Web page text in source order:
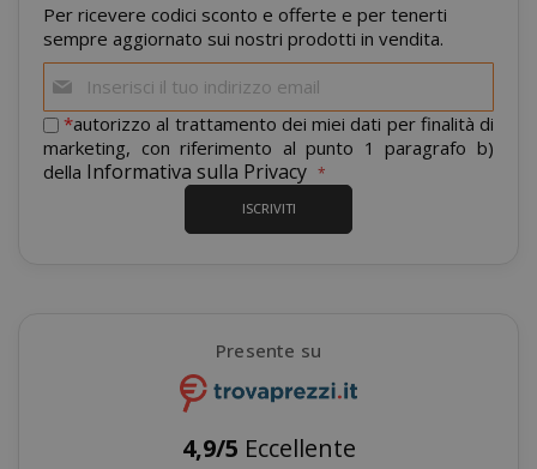
Per ricevere codici sconto e offerte e per tenerti
sempre aggiornato sui nostri prodotti in vendita.
alla
nostra
newsletter:
*autorizzo al trattamento dei miei dati per finalità di
marketing, con riferimento al punto 1 paragrafo b)
della Informativa sulla Privacy
ISCRIVITI
Presente su
4,9/5 Eccellente
mage-cache-storage-section-
invalidation
Adobe Inc.